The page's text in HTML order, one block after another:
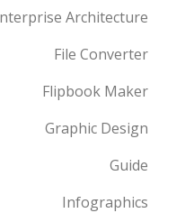
Enterprise Architecture
File Converter
Flipbook Maker
Graphic Design
Guide
Infographics